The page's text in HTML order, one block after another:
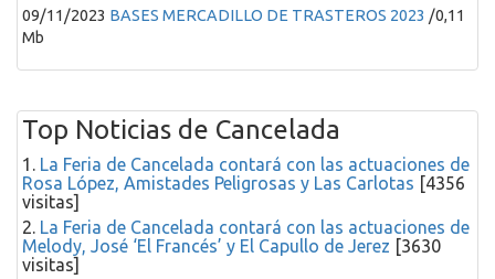
09/11/2023 BASES MERCADILLO DE TRASTEROS 2023 /0,11
Mb
Top Noticias de Cancelada
1. La Feria de Cancelada contará con las actuaciones de
Rosa López, Amistades Peligrosas y Las Carlotas [4356
visitas]
2. La Feria de Cancelada contará con las actuaciones de
Melody, José ‘El Francés’ y El Capullo de Jerez [3630
visitas]